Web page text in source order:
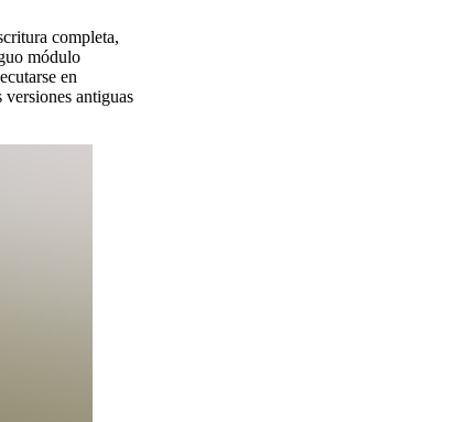
completa,
módulo
en
antiguas